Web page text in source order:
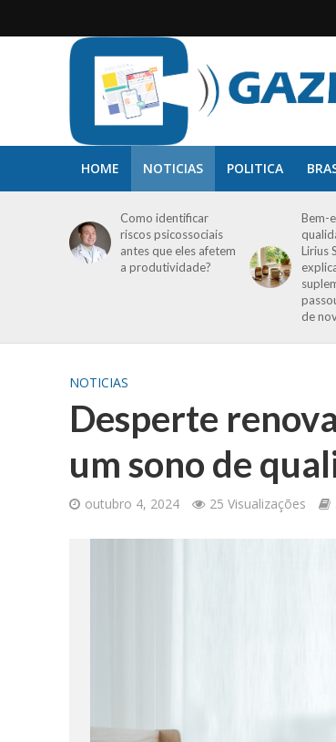
HOME NOTICIAS POLITICA
Como identificar
riscos psicossociais
antes que eles afetem
a produtividade?
Bem-
Lirius
de
NOTICIAS
Desperte
um sono de
outubro 4, 2024 25 Visualizações